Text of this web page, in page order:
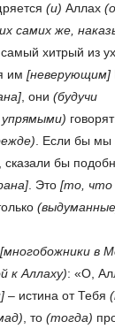
(и) Аллах
самих же,
хитрый из
им [неверующим]
, они (будучи
. Если бы мы
бы
. Это [то,
[многобожники в
к Аллаху): «О,
– истина от Тебя
, то (тогда)